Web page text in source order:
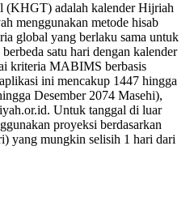
(KHGT) adalah kalender Hijriah
menggunakan metode hisab
global yang berlaku sama untuk
satu hari dengan kalender
kriteria MABIMS berbasis
ini mencakup 1447 hingga
Desember 2074 Masehi),
Untuk tanggal di luar
proyeksi berdasarkan
yang mungkin selisih 1 hari dari